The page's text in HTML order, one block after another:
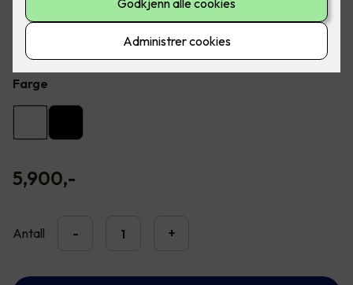
Flott LED downlight med 42 graders spredning og 30
graders vipp i to retninger til innendørs bruke, inkl. LED
dimmer. Inkludert montering.
Farge
5,900,-
Antall - +